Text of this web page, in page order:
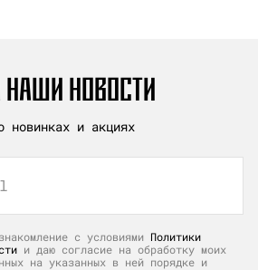
НОВОСТИ
новинках и акциях
с условиями Политики
и даю согласие на обработку моих
на указанных в ней порядке и